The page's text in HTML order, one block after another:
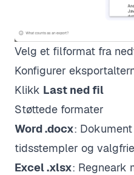
Velg et filformat fra
Konfigurer
Klikk Last ned fil
Støttede formater
Word .docx:
tidsstempler og
Excel .xlsx: Regneark